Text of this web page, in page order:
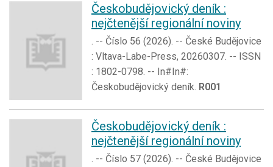
Českobudějovický deník :
nejčtenější regionální noviny
. -- Číslo 56 (2026). -- České Budějovice
: Vltava-Labe-Press, 20260307. -- ISSN
: 1802-0798. -- In#In#:
Českobudějovický deník. R001
Českobudějovický deník :
nejčtenější regionální noviny
. -- Číslo 57 (2026). -- České Budějovice